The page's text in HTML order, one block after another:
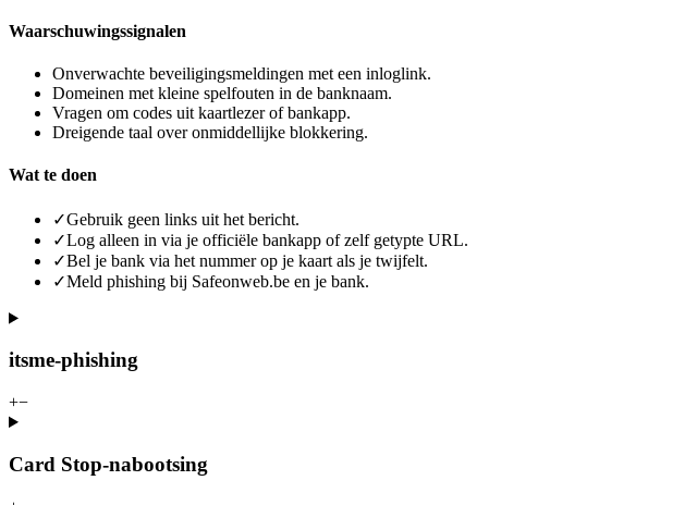
Waarschuwingssignalen
Onverwachte beveiligingsmeldingen met een inloglink.
Domeinen met kleine spelfouten in de banknaam.
Vragen om codes uit kaartlezer of bankapp.
Dreigende taal over onmiddellijke blokkering.
Wat te doen
✓Gebruik geen links uit het bericht.
✓Log alleen in via je officiële bankapp of zelf getypte URL.
✓Bel je bank via het nummer op je kaart als je twijfelt.
✓Meld phishing bij Safeonweb.be en je bank.
itsme-phishing
+−
Card Stop-nabootsing